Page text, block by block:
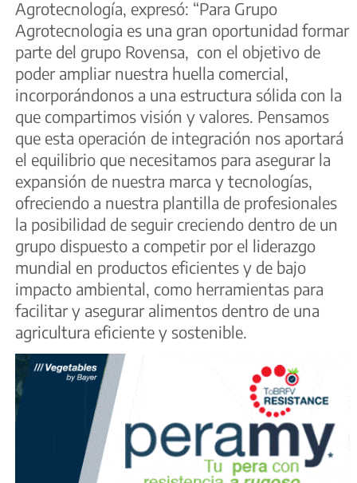
Agrotecnología, expresó: “Para Grupo
Agrotecnologia es una gran oportunidad formar
parte del grupo Rovensa, con el objetivo de
poder ampliar nuestra huella comercial,
incorporándonos a una estructura sólida con la
que compartimos visión y valores. Pensamos
que esta operación de integración nos aportará
el equilibrio que necesitamos para asegurar la
expansión de nuestra marca y tecnologías,
ofreciendo a nuestra plantilla de profesionales
la posibilidad de seguir creciendo dentro de un
grupo dispuesto a competir por el liderazgo
mundial en productos eficientes y de bajo
impacto ambiental, como herramientas para
facilitar y asegurar alimentos dentro de una
agricultura eficiente y sostenible.